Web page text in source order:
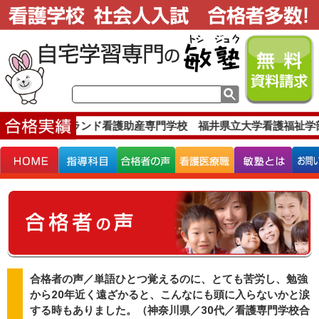
す。ベルランド看護助産専門学校 福井県立大学看護福祉学
合格者の声／単語ひとつ覚えるのに、とても苦労し、勉強
から20年近く遠ざかると、こんなにも頭に入らないかと涙
する時もありました。（神奈川県／30代／看護専門学校合